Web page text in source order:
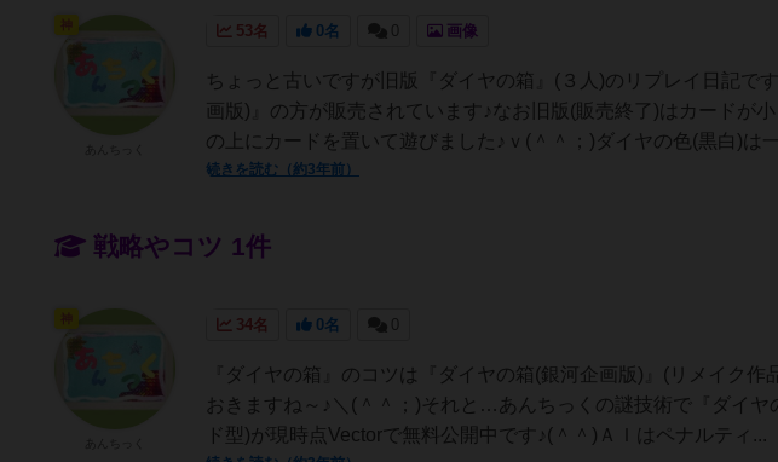
53名 0名 0 画像
ちょっと古いですが旧版『ダイヤの箱』(３人)のリプレイ日記で
画版)』の方が販売されています♪なお旧版(販売終了)はカードが
の上にカードを置いて遊びました♪ｖ(＾＾；)ダイヤの色(黒白)は
続きを読む（約3年前）
戦略やコツ 1件
34名 0名 0
『ダイヤの箱』のコツは『ダイヤの箱(銀河企画版)』(リメイク
おきますね～♪＼(＾＾；)それと…あんちっくの謎技術で『ダイヤ
ド型)が現時点Vectorで無料公開中です♪(＾＾)ＡＩはペナルティ...